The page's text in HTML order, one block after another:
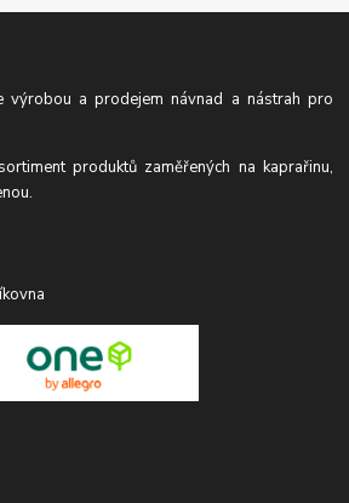
výrobou a prodejem návnad a nástrah pro
produktů zaměřených na kaprařinu,